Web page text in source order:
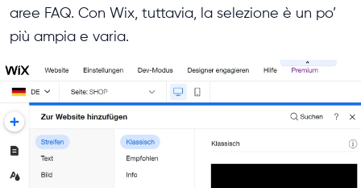
aree FAQ. Con Wix, tuttavia, la selezione è un po’
più ampia e varia.